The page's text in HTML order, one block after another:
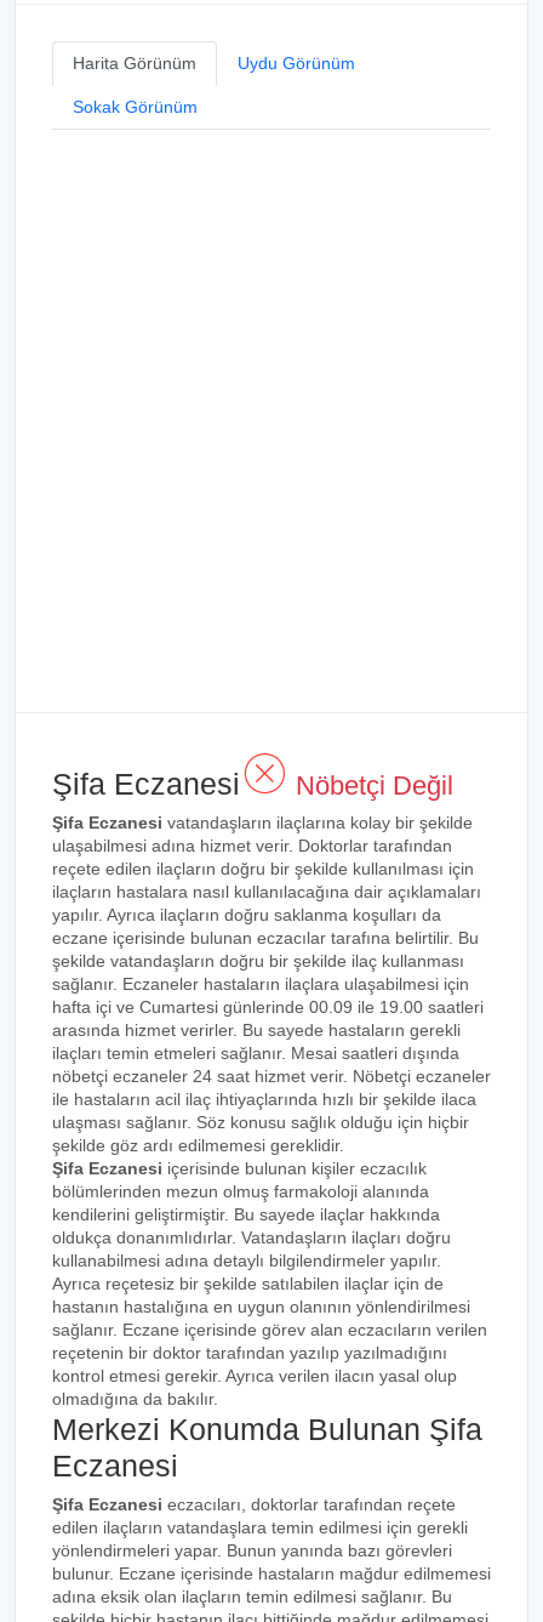
Harita Görünüm Uydu Görünüm
Sokak Görünüm
Şifa Eczanesi Nöbetçi Değil
Şifa Eczanesi vatandaşların ilaçlarına kolay bir şekilde
ulaşabilmesi adına hizmet verir. Doktorlar tarafından
reçete edilen ilaçların doğru bir şekilde kullanılması için
ilaçların hastalara nasıl kullanılacağına dair açıklamaları
yapılır. Ayrıca ilaçların doğru saklanma koşulları da
eczane içerisinde bulunan eczacılar tarafına belirtilir. Bu
şekilde vatandaşların doğru bir şekilde ilaç kullanması
sağlanır. Eczaneler hastaların ilaçlara ulaşabilmesi için
hafta içi ve Cumartesi günlerinde 00.09 ile 19.00 saatleri
arasında hizmet verirler. Bu sayede hastaların gerekli
ilaçları temin etmeleri sağlanır. Mesai saatleri dışında
nöbetçi eczaneler 24 saat hizmet verir. Nöbetçi eczaneler
ile hastaların acil ilaç ihtiyaçlarında hızlı bir şekilde ilaca
ulaşması sağlanır. Söz konusu sağlık olduğu için hiçbir
şekilde göz ardı edilmemesi gereklidir.
Şifa Eczanesi içerisinde bulunan kişiler eczacılık
bölümlerinden mezun olmuş farmakoloji alanında
kendilerini geliştirmiştir. Bu sayede ilaçlar hakkında
oldukça donanımlıdırlar. Vatandaşların ilaçları doğru
kullanabilmesi adına detaylı bilgilendirmeler yapılır.
Ayrıca reçetesiz bir şekilde satılabilen ilaçlar için de
hastanın hastalığına en uygun olanının yönlendirilmesi
sağlanır. Eczane içerisinde görev alan eczacıların verilen
reçetenin bir doktor tarafından yazılıp yazılmadığını
kontrol etmesi gerekir. Ayrıca verilen ilacın yasal olup
olmadığına da bakılır.
Merkezi Konumda Bulunan Şifa
Eczanesi
Şifa Eczanesi eczacıları, doktorlar tarafından reçete
edilen ilaçların vatandaşlara temin edilmesi için gerekli
yönlendirmeleri yapar. Bunun yanında bazı görevleri
bulunur. Eczane içerisinde hastaların mağdur edilmemesi
adına eksik olan ilaçların temin edilmesi sağlanır. Bu